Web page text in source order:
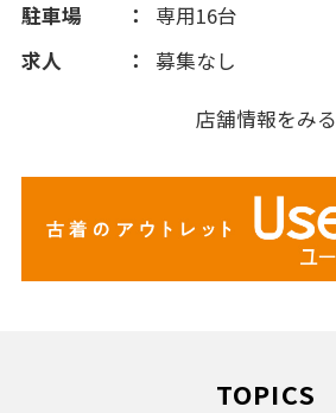
駐車場
専用16台
求人
募集なし
店舗情報をみる
TOPICS